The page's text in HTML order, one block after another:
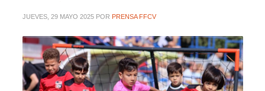
JUEVES, 29 MAYO 2025 POR PRENSA FFCV